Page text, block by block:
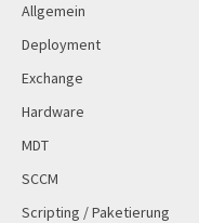
Allgemein
Deployment
Exchange
Hardware
MDT
SCCM
Scripting / Paketierung